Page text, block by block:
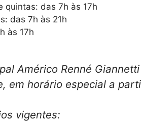
quintas: das 7h às 17h
das 7h às 21h
às 17h
Américo Renné
em horário especial a
vigentes: